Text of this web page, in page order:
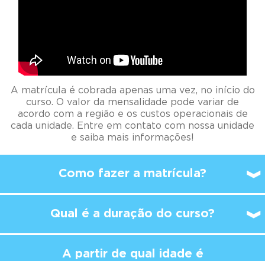
A matrícula é cobrada apenas uma vez, no início do
curso. O valor da mensalidade pode variar de
acordo com a região e os custos operacionais de
cada unidade. Entre em contato com nossa unidade
e saiba mais informações!
Como fazer a matrícula?
Qual é a duração do curso?
A partir de qual idade é